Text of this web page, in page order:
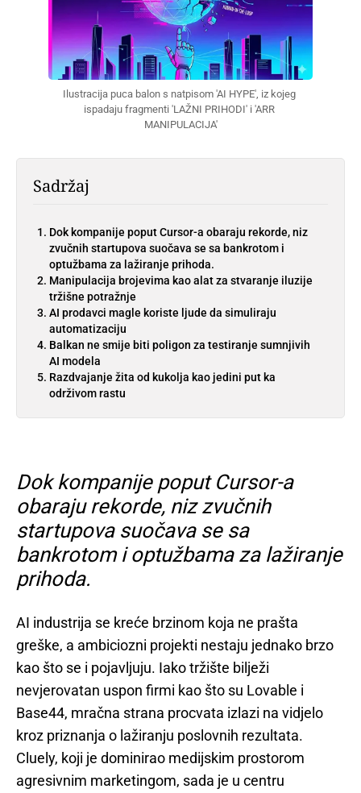
Ilustracija puca balon s natpisom 'AI HYPE', iz kojeg
ispadaju fragmenti 'LAŽNI PRIHODI' i 'ARR
MANIPULACIJA'
Sadržaj
Dok kompanije poput Cursor-a obaraju rekorde, niz
zvučnih startupova suočava se sa bankrotom i
optužbama za lažiranje prihoda.
Manipulacija brojevima kao alat za stvaranje iluzije
tržišne potražnje
AI prodavci magle koriste ljude da simuliraju
automatizaciju
Balkan ne smije biti poligon za testiranje sumnjivih
AI modela
Razdvajanje žita od kukolja kao jedini put ka
održivom rastu
Dok kompanije poput Cursor-a
obaraju rekorde, niz zvučnih
startupova suočava se sa
bankrotom i optužbama za lažiranje
prihoda.
AI industrija se kreće brzinom koja ne prašta
greške, a ambiciozni projekti nestaju jednako brzo
kao što se i pojavljuju. Iako tržište bilježi
nevjerovatan uspon firmi kao što su Lovable i
Base44, mračna strana procvata izlazi na vidjelo
kroz priznanja o lažiranju poslovnih rezultata.
Cluely, koji je dominirao medijskim prostorom
agresivnim marketingom, sada je u centru